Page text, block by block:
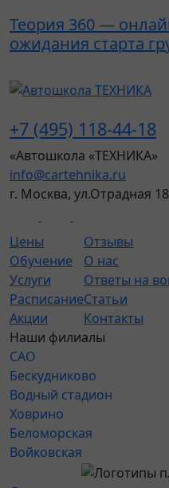
Теория 360 —
ожидания старта
+7 (495) 118-44-18
«Автошкола «ТЕХНИКА»
info@cartehnika.ru
г. Москва, ул.Отрадная
Цены
Обучение
Услуги
Расписание
Акции
Отзывы
О нас
Ответы на
Статьи
Контакты
Наши филиалы
САО
Бескудниково
Водный стадион
Ховрино
Беломорская
Войковская